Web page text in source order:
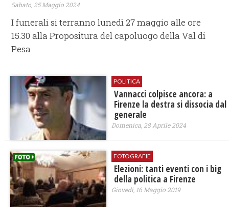
Sabato, 25 Maggio 2024
I funerali si terranno lunedì 27 maggio alle ore
15.30 alla Propositura del capoluogo della Val di
Pesa
POLITICA
Vannacci colpisce ancora: a
Firenze la destra si dissocia dal
generale
Domenica, 28 Aprile 2024
FOTOGRAFIE
Elezioni: tanti eventi con i big
della politica a Firenze
Giovedì, 16 Maggio 2019